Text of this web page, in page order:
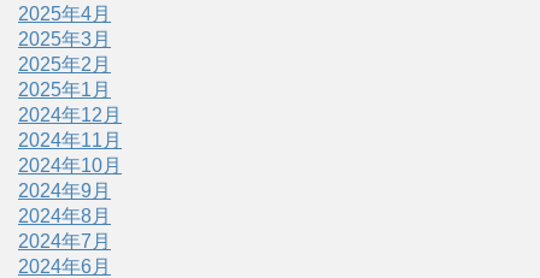
2025年4月
2025年3月
2025年2月
2025年1月
2024年12月
2024年11月
2024年10月
2024年9月
2024年8月
2024年7月
2024年6月